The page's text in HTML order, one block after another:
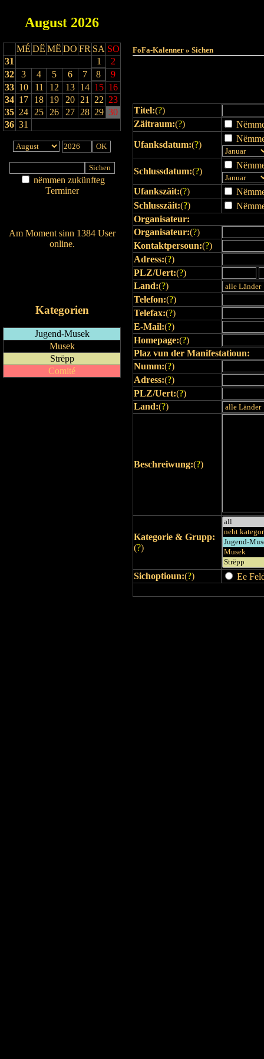
August 2026
MÉ DË MË DO FR SA SO
31
1
2
32
3 4 5 6 7 8
9
33 10 11 12 13 14 15 16
34 17 18 19 20 21 22 23
35 24 25 26 27 28 29 30
36 31
nëmmen zukünfteg
Terminer
Am Moment sinn 1384 User
online.
Kategorien
Jugend-Musek
Musek
Strëpp
Comité
FoFa-Kalenner » Sichen
Titel:(?)
Zäitraum:(?)
Ufanksdatum:(?)
Schlussdatum:(?)
Ufankszäit:(?)
Schlusszäit:(?)
Organisateur:
Organisateur:(?)
Kontaktpersoun:(?)
Adress:(?)
PLZ/Uert:(?)
Land:(?)
Telefon:(?)
Telefax:(?)
E-Mail:(?)
Homepage:(?)
Plaz vun der Manifestatioun:
Numm:(?)
Adress:(?)
PLZ/Uert:(?)
Land:(?)
Beschreiwung:(?)
Kategorie & Grupp:
(?)
Sichoptioun:(?) Ee